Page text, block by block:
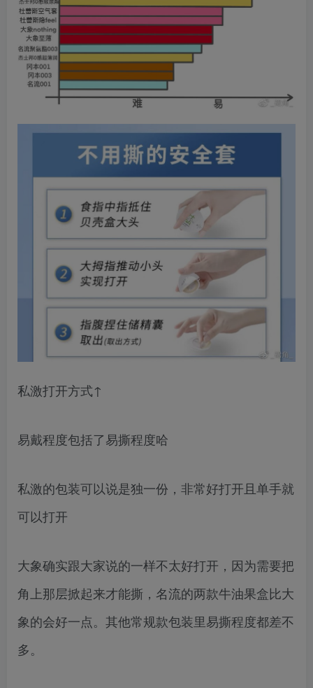
私激打开方式↑
易戴程度包括了易撕程度哈
私激的包装可以说是独一份，非常好打开且单手就
可以打开
大象确实跟大家说的一样不太好打开，因为需要把
角上那层掀起来才能撕，名流的两款牛油果盒比大
象的会好一点。其他常规款包装里易撕程度都差不
多。